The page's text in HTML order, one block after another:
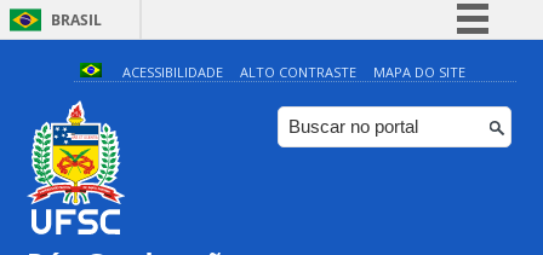
BRASIL
Simplifique!
Comunica BR
Participe
ACESSIBILIDADE ALTO CONTRASTE MAPA DO SITE